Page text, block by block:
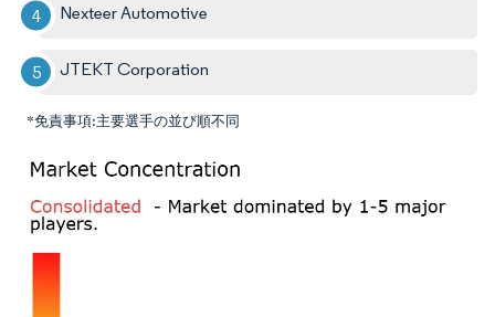
Nexteer Automotive
JTEKT Corporation
*免責事項:主要選手の並び順不同